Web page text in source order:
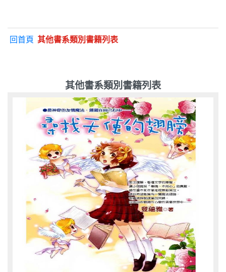
回首頁 其他書系類別書籍列表
其他書系類別書籍列表